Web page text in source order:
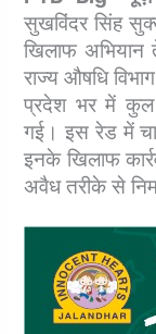
सुखविंदर सिंह
खिलाफ अभियान
राज्य औषधि
प्रदेश भर में कुल
गई। इस रेड में
इनके खिलाफ
अवैध तरीके से